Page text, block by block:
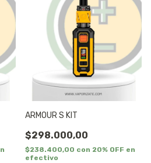
ARMOUR S KIT
$298.000,00
$238.400,00 con 20% OFF en
efectivo